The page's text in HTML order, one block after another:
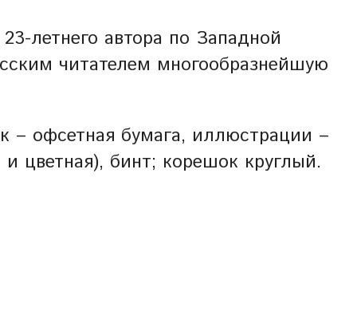
летнего автора по Западной
читателем многообразнейшую
– офсетная бумага, иллюстрации –
цветная), бинт; корешок круглый.